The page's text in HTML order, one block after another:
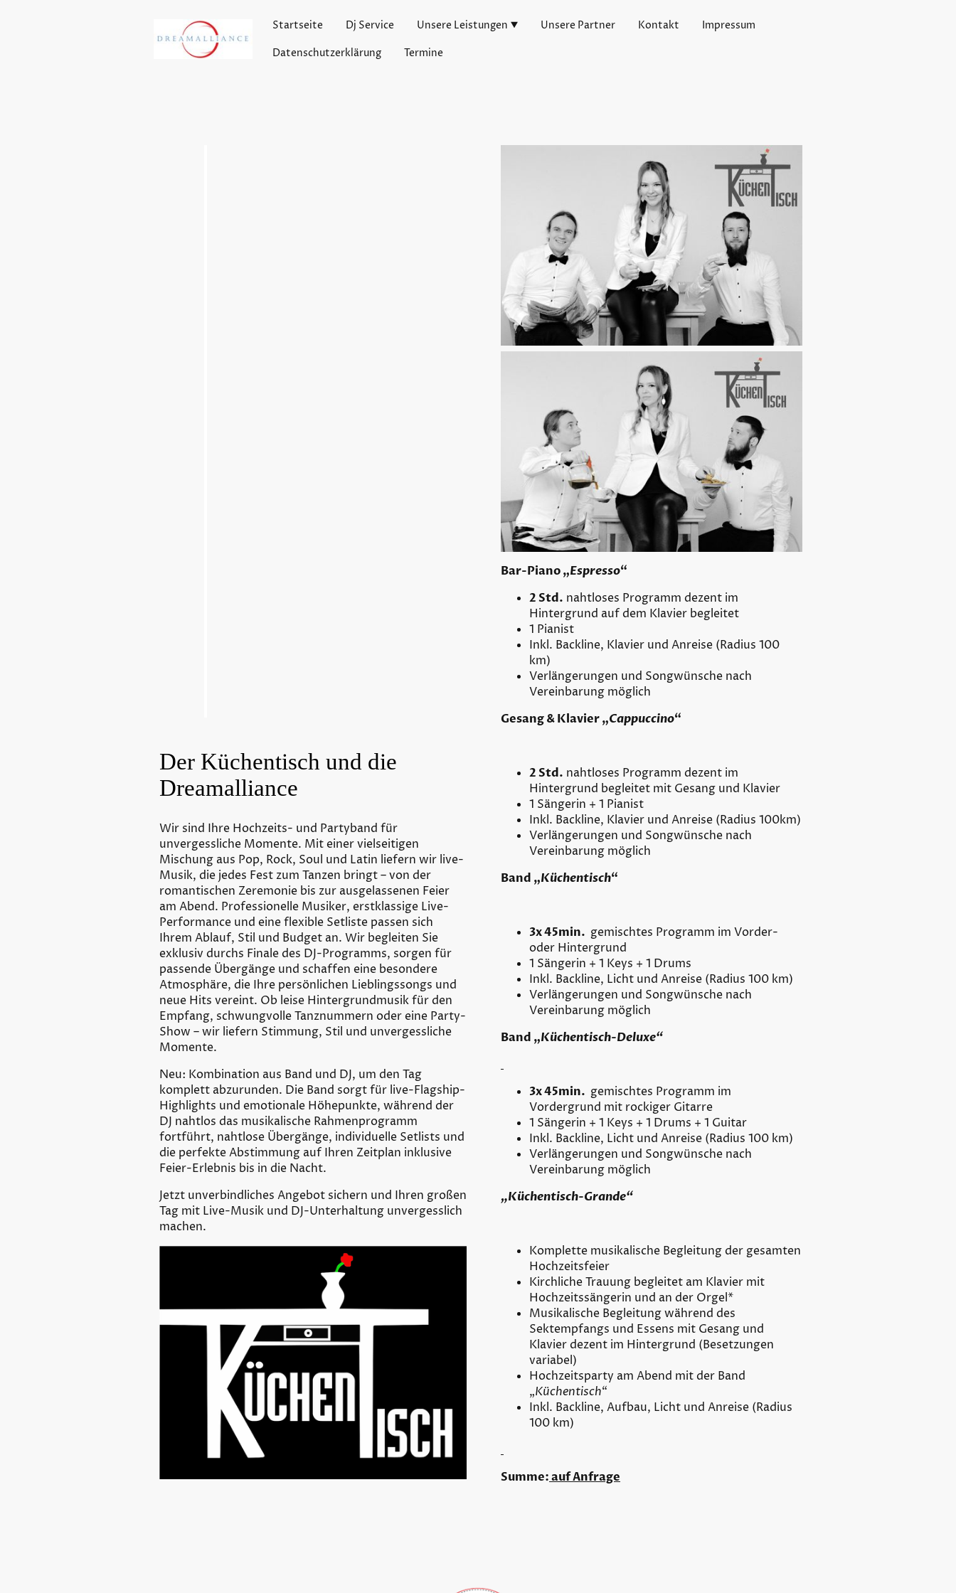
Startseite Dj Service Unsere Leistungen Unsere Partner Kontakt Impressum
Datenschutzerklärung Termine
Der Küchentisch und die
Dreamalliance
Wir sind Ihre Hochzeits- und Partyband für
unvergessliche Momente. Mit einer vielseitigen
Mischung aus Pop, Rock, Soul und Latin liefern wir live-
Musik, die jedes Fest zum Tanzen bringt – von der
romantischen Zeremonie bis zur ausgelassenen Feier
am Abend. Professionelle Musiker, erstklassige Live-
Performance und eine flexible Setliste passen sich
Ihrem Ablauf, Stil und Budget an. Wir begleiten Sie
exklusiv durchs Finale des DJ-Programms, sorgen für
passende Übergänge und schaffen eine besondere
Atmosphäre, die Ihre persönlichen Lieblingssongs und
neue Hits vereint. Ob leise Hintergrundmusik für den
Empfang, schwungvolle Tanznummern oder eine Party-
Show – wir liefern Stimmung, Stil und unvergessliche
Momente.
Neu: Kombination aus Band und DJ, um den Tag
komplett abzurunden. Die Band sorgt für live-Flagship-
Highlights und emotionale Höhepunkte, während der
DJ nahtlos das musikalische Rahmenprogramm
fortführt, nahtlose Übergänge, individuelle Setlists und
die perfekte Abstimmung auf Ihren Zeitplan inklusive
Feier-Erlebnis bis in die Nacht.
Jetzt unverbindliches Angebot sichern und Ihren großen
Tag mit Live-Musik und DJ-Unterhaltung unvergesslich
machen.
Bar-Piano „Espresso“
2 Std. nahtloses Programm dezent im
Hintergrund auf dem Klavier begleitet
1 Pianist
Inkl. Backline, Klavier und Anreise (Radius 100
km)
Verlängerungen und Songwünsche nach
Vereinbarung möglich
Gesang & Klavier „Cappuccino“
2 Std. nahtloses Programm dezent im
Hintergrund begleitet mit Gesang und Klavier
1 Sängerin + 1 Pianist
Inkl. Backline, Klavier und Anreise (Radius 100km)
Verlängerungen und Songwünsche nach
Vereinbarung möglich
Band „Küchentisch“
3x 45min. gemischtes Programm im Vorder-
oder Hintergrund
1 Sängerin + 1 Keys + 1 Drums
Inkl. Backline, Licht und Anreise (Radius 100 km)
Verlängerungen und Songwünsche nach
Vereinbarung möglich
Band „Küchentisch-Deluxe“
3x 45min. gemischtes Programm im
Vordergrund mit rockiger Gitarre
1 Sängerin + 1 Keys + 1 Drums + 1 Guitar
Inkl. Backline, Licht und Anreise (Radius 100 km)
Verlängerungen und Songwünsche nach
Vereinbarung möglich
„Küchentisch-Grande“
Komplette musikalische Begleitung der gesamten
Hochzeitsfeier
Kirchliche Trauung begleitet am Klavier mit
Hochzeitssängerin und an der Orgel*
Musikalische Begleitung während des
Sektempfangs und Essens mit Gesang und
Klavier dezent im Hintergrund (Besetzungen
variabel)
Hochzeitsparty am Abend mit der Band
„Küchentisch“
Inkl. Backline, Aufbau, Licht und Anreise (Radius
100 km)
Summe:auf Anfrage